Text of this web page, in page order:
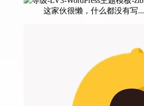
这家伙很懒，什么都没有写...